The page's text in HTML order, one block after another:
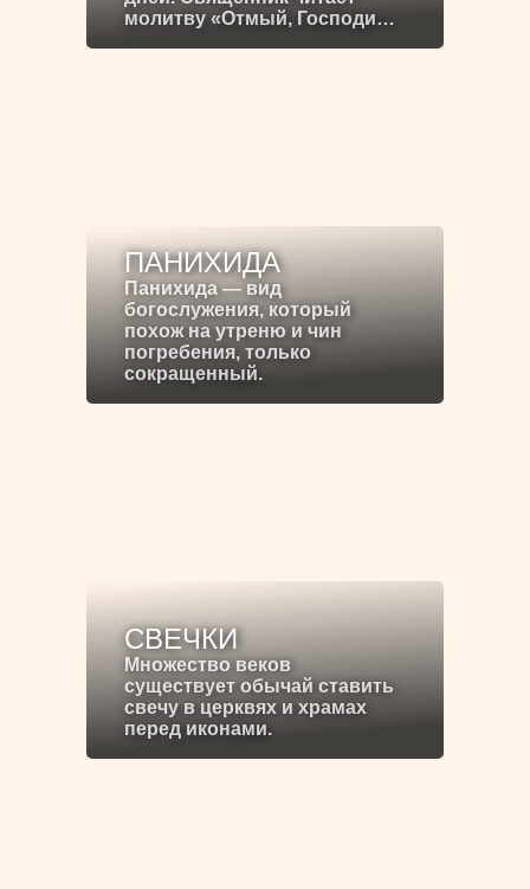
молитву «Отмый, Господи…
ПАНИХИДА
Панихида — вид
богослужения, который
похож на утреню и чин
погребения, только
сокращенный.
СВЕЧКИ
Множество веков
существует обычай ставить
свечу в церквях и храмах
перед иконами.